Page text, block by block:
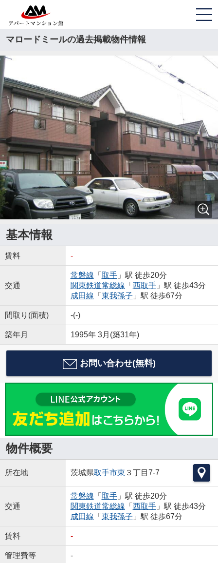
マロードミールの過去掲載物件情報
基本情報
賃料 -
交通
常磐線 「 取手」駅 徒歩20分
関東鉄道常総線 「 西取手」駅 徒歩43分
成田線 「 東我孫子 」駅 徒歩67分
間取り(面積) -(-)
築年月 1995年 3月(築31年)
お問い合わせ(無料)
物件概要
所在地 茨城県取手市東 ３丁目7-7
交通
常磐線 「 取手」駅 徒歩20分
関東鉄道常総線 「 西取手」駅 徒歩43分
成田線 「 東我孫子 」駅 徒歩67分
賃料 -
管理費等 -